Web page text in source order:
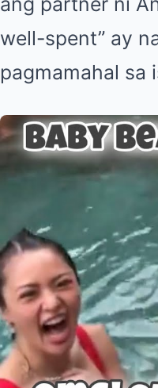
well-spent” ay
pagmamahal sa